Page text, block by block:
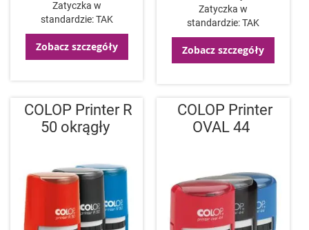
Zatyczka w
standardzie: TAK
Zobacz szczegóły
Zatyczka w
standardzie: TAK
Zobacz szczegóły
COLOP Printer R
50 okrągły
COLOP Printer
OVAL 44